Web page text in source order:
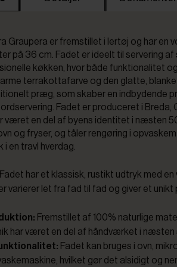
Graupera er fremstillet i lertøj og har en
på 36 cm. Fadet er ideelt til servering af
køkken, hvor både funktionalitet
terrakottafarve og den glatte,
præg, som skaber en indbydende
Fadet er produceret i Breda,
været en del af byens identitet i næsten
og fryser, og tåler rengøring i
en travl hverdag.
Fadet har et klassisk, rustikt udtryk med en
varierer let fra fad til fad og giver et unikt
Fremstillet af 100% naturlige
har været en del af håndværket i næsten
Fadet kan bruges i ovn,
hvilket gør det alsidigt og